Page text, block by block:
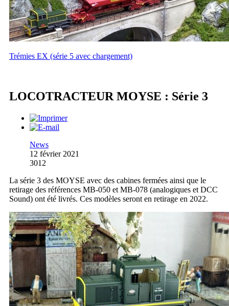
Trémies EX (série 5 avec chargement)
LOCOTRACTEUR MOYSE : Série 3
News
12 février 2021
3012
La série 3 des MOYSE avec des cabines fermées ainsi que le
retirage des références MB-050 et MB-078 (analogiques et DCC
Sound) ont été livrés. Ces modèles seront en retirage en 2022.